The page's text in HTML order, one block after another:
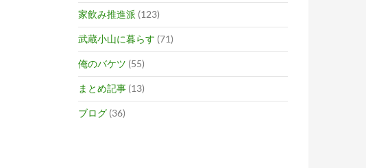
家飲み推進派 (123)
武蔵小山に暮らす (71)
俺のバケツ (55)
まとめ記事 (13)
ブログ (36)